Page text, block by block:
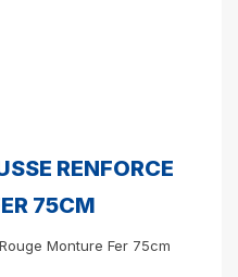
RENFORCE
75CM
Monture Fer 75cm